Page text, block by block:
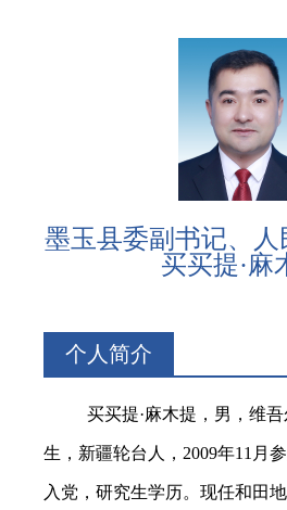
墨玉县委副书记、人
买买提·麻
个人简介
买买提·麻木提 ，男，维
生，新疆轮台人，2009年11月
入党，研究生学历。现任和田